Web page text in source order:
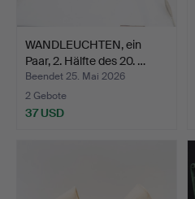
WANDLEUCHTEN, ein
Paar, 2. Hälfte des 20. …
Beendet 25. Mai 2026
2 Gebote
37 USD